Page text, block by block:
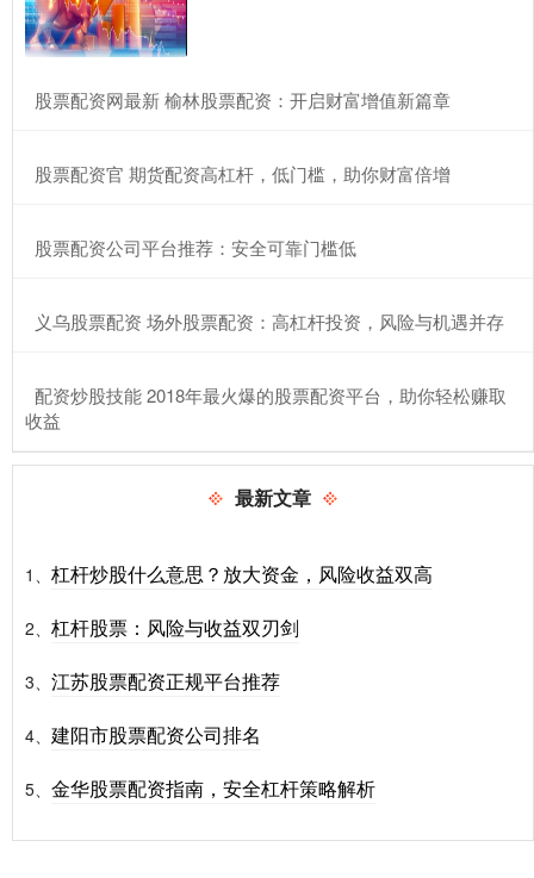
​股票配资网最新 榆林股票配资：开启财富增值新篇章
​股票配资官 期货配资高杠杆，低门槛，助你财富倍增
​股票配资公司平台推荐：安全可靠门槛低
​义乌股票配资 场外股票配资：高杠杆投资，风险与机遇并存
​配资炒股技能 2018年最火爆的股票配资平台，助你轻松赚取
收益
最新文章
1、 杠杆炒股什么意思？放大资金，风险收益双高
2、 杠杆股票：风险与收益双刃剑
3、 江苏股票配资正规平台推荐
4、 建阳市股票配资公司排名
5、 金华股票配资指南，安全杠杆策略解析